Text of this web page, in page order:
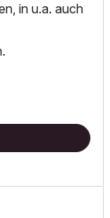
in u.a. auch